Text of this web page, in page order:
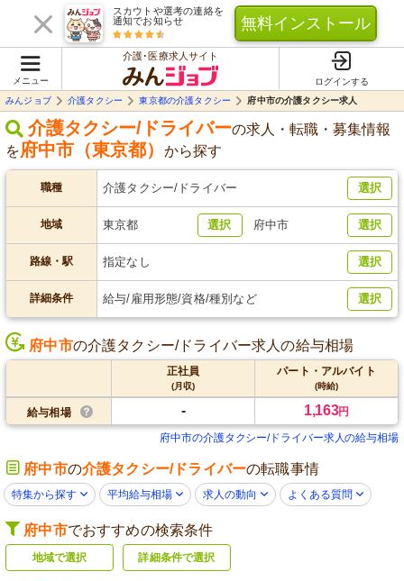
スカウトや選考の連絡を
通知でお知らせ
無料インストール
メニュー
介護･医療求人サイト
ログインする
みんジョブ
介護タクシー 東京都の介護タクシー 府中市の介護タクシー求人
介護タクシー/ドライバーの求人・転職・募集情報
を府中市（東京都） から探す
職種 介護タクシー/ドライバー 選択
地域 東京都 選択 府中市 選択
路線・駅 指定なし 選択
詳細条件 給与/雇用形態/資格/種別など 選択
府中市の介護タクシー/ドライバー求人の給与相場
正社員
(月収)
パート・アルバイト
(時給)
給与相場 - 1,163円
府中市の介護タクシー/ドライバー求人の給与相場
府中市の介護タクシー/ドライバーの転職事情
特集から探す 平均給与相場 求人の動向 よくある質問
府中市でおすすめの検索条件
地域で選択 詳細条件で選択